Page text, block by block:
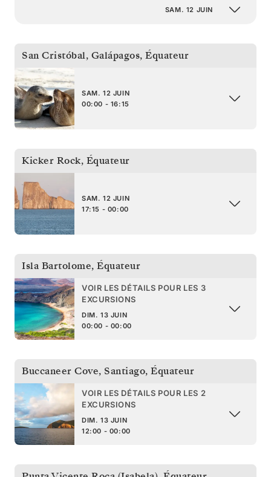
SAM. 12 JUIN
San Cristóbal, Galápagos, Équateur
SAM. 12 JUIN
00:00 - 16:15
Kicker Rock, Équateur
SAM. 12 JUIN
17:15 - 00:00
Isla Bartolome, Équateur
VOIR LES DÉTAILS POUR LES 3
EXCURSIONS
DIM. 13 JUIN
00:00 - 00:00
Buccaneer Cove, Santiago, Équateur
VOIR LES DÉTAILS POUR LES 2
EXCURSIONS
DIM. 13 JUIN
12:00 - 00:00